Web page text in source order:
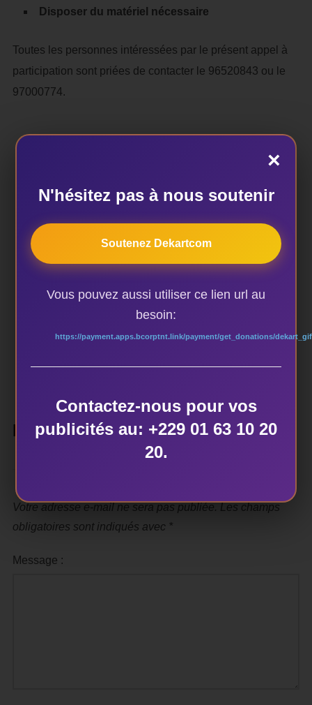
Disposer du matériel nécessaire
Toutes les personnes intéressées par le présent appel à
participation sont priées de contacter le 96520843 ou le
97000774.
AUTEUR DE LA PUBLICATION
ÉCRIT PAR
dekart
LAISSER UN COMMENTAIRE
Votre adresse e-mail ne sera pas publiée. Les champs
obligatoires sont indiqués avec *
Message :
×
N'hésitez pas à nous soutenir
Soutenez Dekartcom
Vous pouvez aussi utiliser ce lien url au
besoin:
https://payment.apps.bcorptnt.link/payment/get_donations/
Contactez-nous pour vos
publicités au: +229 01 63 10 20
20.